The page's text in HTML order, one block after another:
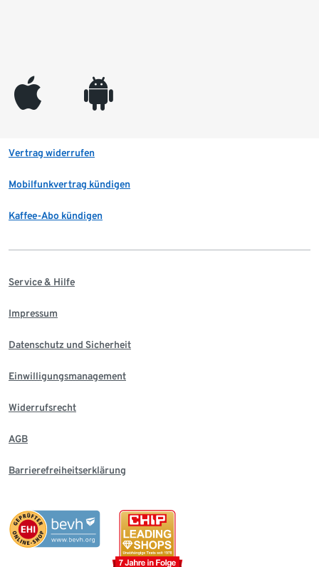
appleinc android
Vertrag widerrufen
Mobilfunkvertrag kündigen
Kaffee-Abo kündigen
Service & Hilfe
Impressum
Datenschutz und Sicherheit
Einwilligungsmanagement
Widerrufsrecht
AGB
Barrierefreiheitserklärung